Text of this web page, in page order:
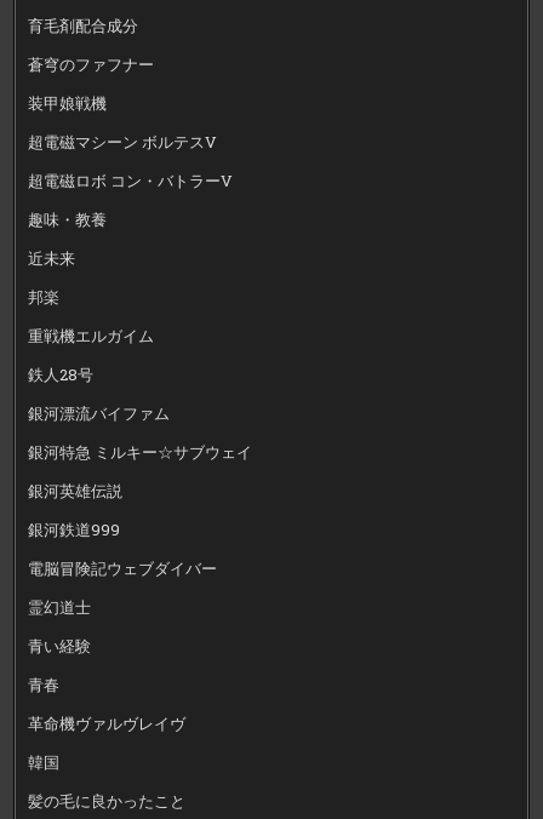
育毛剤配合成分
蒼穹のファフナー
装甲娘戦機
超電磁マシーン ボルテスV
超電磁ロボ コン・バトラーV
趣味・教養
近未来
邦楽
重戦機エルガイム
鉄人28号
銀河漂流バイファム
銀河特急 ミルキー☆サブウェイ
銀河英雄伝説
銀河鉄道999
電脳冒険記ウェブダイバー
霊幻道士
青い経験
青春
革命機ヴァルヴレイヴ
韓国
髪の毛に良かったこと